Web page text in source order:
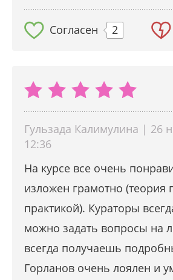
Согласен 2
Гульзада Калимулина | 26
12:36
На курсе все очень
изложен грамотно (теория
практикой). Кураторы
можно задать вопросы на
всегда получаешь
Горланов очень лоялен и